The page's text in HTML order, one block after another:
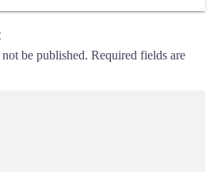
be published. Required fields are